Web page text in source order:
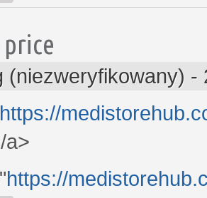
(niezweryfikowany) -
https://
a>
https://